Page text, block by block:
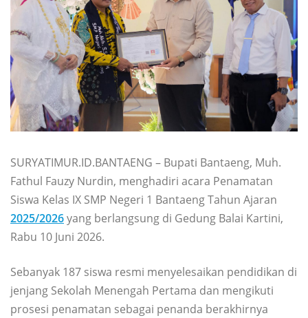
SURYATIMUR.ID.BANTAENG – Bupati Bantaeng, Muh.
Fathul Fauzy Nurdin, menghadiri acara Penamatan
Siswa Kelas IX SMP Negeri 1 Bantaeng Tahun Ajaran
2025/2026yang berlangsung di Gedung Balai Kartini,
Rabu 10 Juni 2026.
Sebanyak 187 siswa resmi menyelesaikan pendidikan di
jenjang Sekolah Menengah Pertama dan mengikuti
prosesi penamatan sebagai penanda berakhirnya